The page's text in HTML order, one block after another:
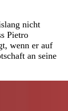
nicht
Pietro
wenn er auf
an seine